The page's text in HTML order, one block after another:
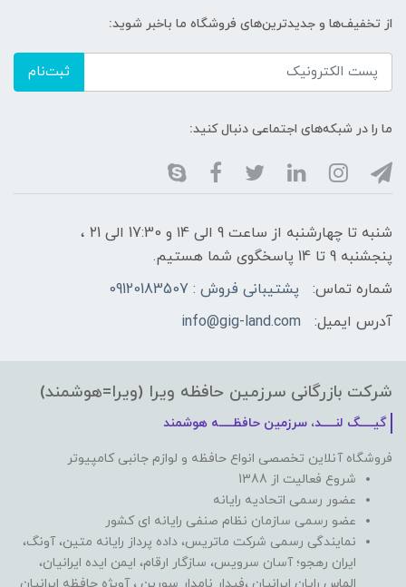
از تخفیف‌ها و جدیدترین‌های فروشگاه ما باخبر شوید:
ثبت‌نام
ما را در شبکه‌های اجتماعی دنبال کنید:
شنبه تا چهارشنبه از ساعت 9 الی ۱4 و 17:30 الی ۲1 ،
پنجشنبه 9 تا 14 پاسخگوی شما هستیم.
شماره تماس:
پشتیبانی فروش : 09120183507
آدرس ایمیل:
info@gig-land.com
شرکت بازرگانی سرزمین حافظه ویرا (ویرا=هوشمند)
گیـــــگ لنـــــد، سرزمین حافظـــــه هوشمند
فروشگاه آنلاین تخصصی انواع حافظه و لوازم جانبی کامپیوتر
شروع فعالیت از 1388
عضور رسمی اتحادیه رایانه
عضو رسمی سازمان نظام صنفی رایانه ای کشور
نمایندگی رسمی شرکت ماتریس، داده پرداز رایانه متین، آونگ،
ایران رهجو؛ آسان سرویس، سازگار ارقام، ایمن ایده ایرانیان،